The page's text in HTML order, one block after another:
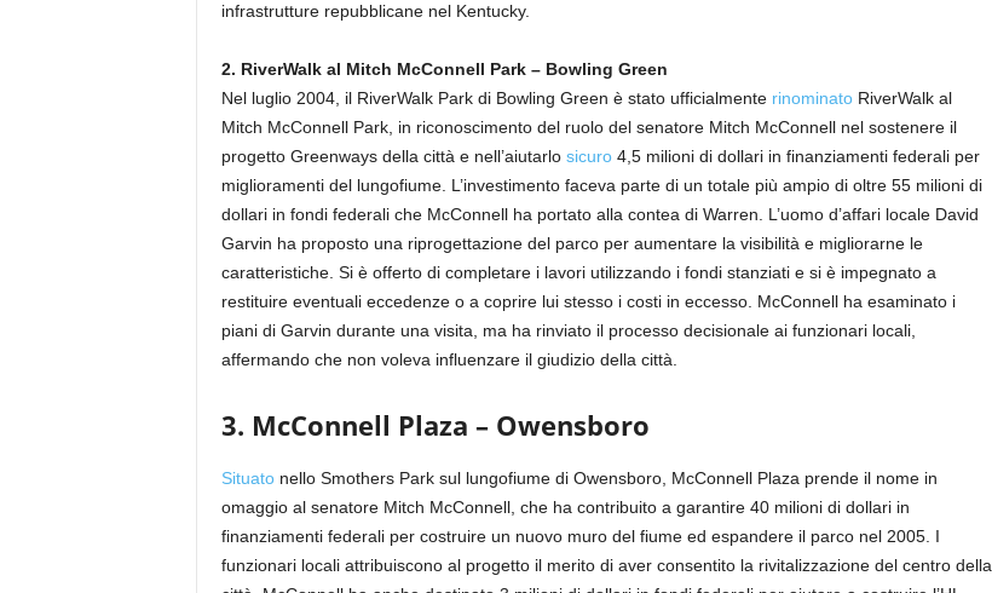
infrastrutture repubblicane nel Kentucky.
2. RiverWalk al Mitch McConnell Park – Bowling Green
Nel luglio 2004, il RiverWalk Park di Bowling Green è stato ufficialmente rinominatoRiverWalk al
Mitch McConnell Park, in riconoscimento del ruolo del senatore Mitch McConnell nel sostenere il
progetto Greenways della città e nell’aiutarlo sicuro4,5 milioni di dollari in finanziamenti federali per
miglioramenti del lungofiume. L’investimento faceva parte di un totale più ampio di oltre 55 milioni di
dollari in fondi federali che McConnell ha portato alla contea di Warren. L’uomo d’affari locale David
Garvin ha proposto una riprogettazione del parco per aumentare la visibilità e migliorarne le
caratteristiche. Si è offerto di completare i lavori utilizzando i fondi stanziati e si è impegnato a
restituire eventuali eccedenze o a coprire lui stesso i costi in eccesso. McConnell ha esaminato i
piani di Garvin durante una visita, ma ha rinviato il processo decisionale ai funzionari locali,
affermando che non voleva influenzare il giudizio della città.
3. McConnell Plaza – Owensboro
Situatonello Smothers Park sul lungofiume di Owensboro, McConnell Plaza prende il nome in
omaggio al senatore Mitch McConnell, che ha contribuito a garantire 40 milioni di dollari in
finanziamenti federali per costruire un nuovo muro del fiume ed espandere il parco nel 2005. I
funzionari locali attribuiscono al progetto il merito di aver consentito la rivitalizzazione del centro della